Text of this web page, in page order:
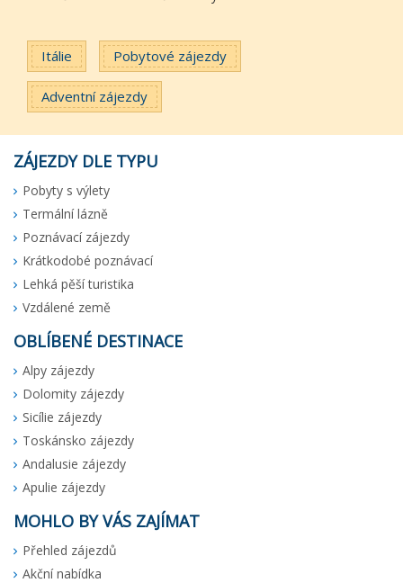
Itálie Pobytové zájezdy
Adventní zájezdy
ZÁJEZDY DLE TYPU
Pobyty s výlety
Termální lázně
Poznávací zájezdy
Krátkodobé poznávací
Lehká pěší turistika
Vzdálené země
OBLÍBENÉ DESTINACE
Alpy zájezdy
Dolomity zájezdy
Sicílie zájezdy
Toskánsko zájezdy
Andalusie zájezdy
Apulie zájezdy
MOHLO BY VÁS ZAJÍMAT
Přehled zájezdů
Akční nabídka